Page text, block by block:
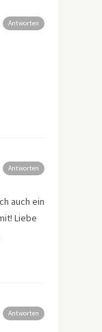
Antworten
Antworten
auch ein
Liebe
Antworten